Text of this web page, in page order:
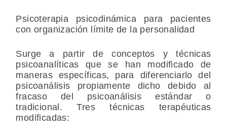
Psicoterapia psicodinámica para pacientes
con organización límite de la personalidad
Surge a partir de conceptos y técnicas
psicoanalíticas que se han modificado de
maneras específicas, para diferenciarlo del
psicoanálisis propiamente dicho debido al
fracaso del psicoanálisis estándar o
tradicional. Tres técnicas terapéuticas
modificadas: